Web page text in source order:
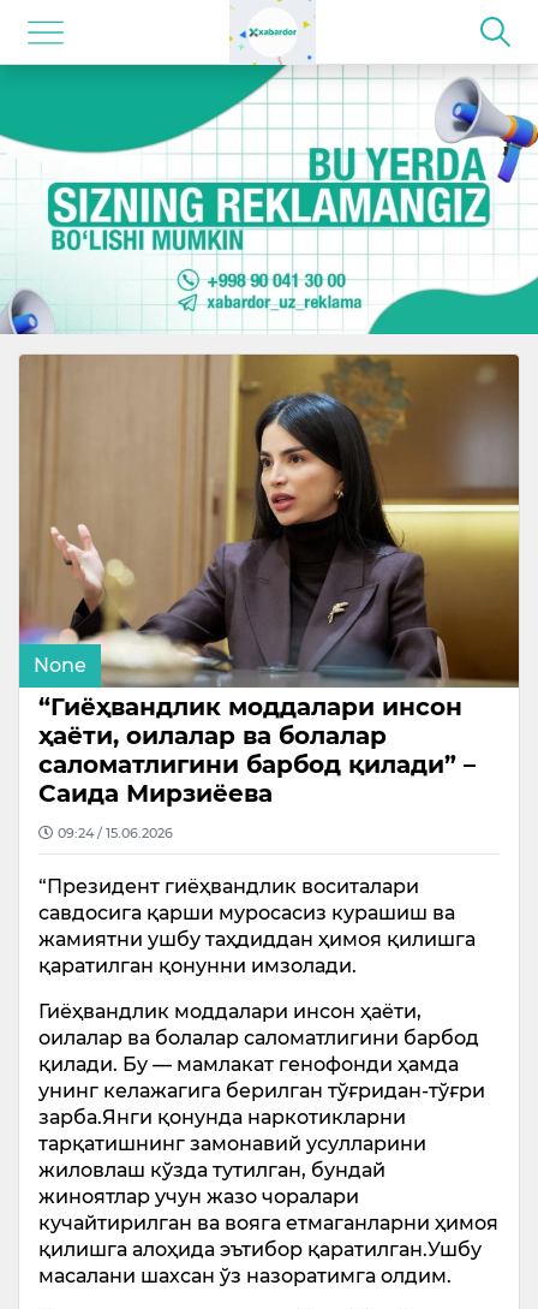
None
“Гиёҳвандлик моддалари инсон
ҳаёти, оилалар ва болалар
саломатлигини барбод қилади” –
Саида Мирзиёева
09:24 / 15.06.2026
“Президент гиёҳвандлик воситалари
савдосига қарши муросасиз курашиш ва
жамиятни ушбу таҳдиддан ҳимоя қилишга
қаратилган қонунни имзолади.
Гиёҳвандлик моддалари инсон ҳаёти,
оилалар ва болалар саломатлигини барбод
қилади. Бу — мамлакат генофонди ҳамда
унинг келажагига берилган тўғридан-тўғри
зарба.Янги қонунда наркотикларни
тарқатишнинг замонавий усулларини
жиловлаш кўзда тутилган, бундай
жиноятлар учун жазо чоралари
кучайтирилган ва вояга етмаганларни ҳимоя
қилишга алоҳида эътибор қаратилган.Ушбу
масалани шахсан ўз назоратимга олдим.